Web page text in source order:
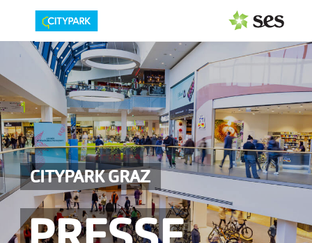
CITYPARK GRAZ
PRESSEAUSSENDUNGEN
Center & Marken
Events
Services
MEDIAGALERIE
PRESSEKONTAKT